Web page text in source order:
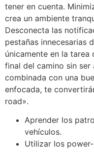
tener en cuenta.
crea un ambiente
Desconecta las
pestañas innecesarias
únicamente en la tarea
final del camino sin
combinada con una
enfocada, te
road».
Aprender los
vehículos.
Utilizar los